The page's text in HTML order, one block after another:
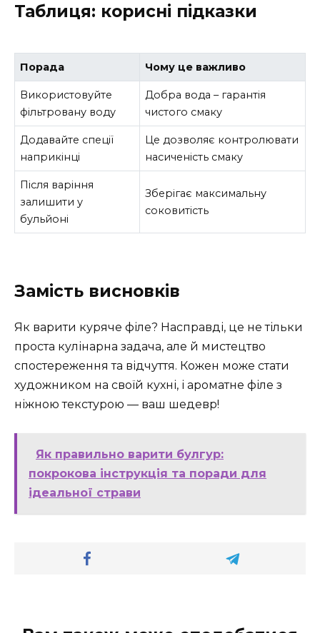
Таблиця: корисні підказки
Порада Чому це важливо
Використовуйте
фільтровану воду
Добра вода – гарантія
чистого смаку
Додавайте спеції
наприкінці
Це дозволяє контролювати
насиченість смаку
Після варіння
залишити у
бульйоні
Зберігає максимальну
соковитість
Замість висновків
Як варити куряче філе? Насправді, це не тільки
проста кулінарна задача, але й мистецтво
спостереження та відчуття. Кожен може стати
художником на своїй кухні, і ароматне філе з
ніжною текстурою — ваш шедевр!
Як правильно варити булгур:
покрокова інструкція та поради для
ідеальної страви